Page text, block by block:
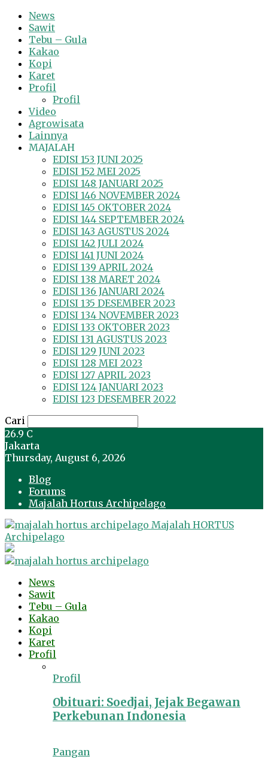
News
Sawit
Tebu – Gula
Kakao
Kopi
Karet
Profil
Profil
Video
Agrowisata
Lainnya
MAJALAH
EDISI 153 JUNI 2025
EDISI 152 MEI 2025
EDISI 148 JANUARI 2025
EDISI 146 NOVEMBER 2024
EDISI 145 OKTOBER 2024
EDISI 144 SEPTEMBER 2024
EDISI 143 AGUSTUS 2024
EDISI 142 JULI 2024
EDISI 141 JUNI 2024
EDISI 139 APRIL 2024
EDISI 138 MARET 2024
EDISI 136 JANUARI 2024
EDISI 135 DESEMBER 2023
EDISI 134 NOVEMBER 2023
EDISI 133 OKTOBER 2023
EDISI 131 AGUSTUS 2023
EDISI 129 JUNI 2023
EDISI 128 MEI 2023
EDISI 127 APRIL 2023
EDISI 124 JANUARI 2023
EDISI 123 DESEMBER 2022
Cari
26.9 C
Jakarta
Thursday, August 6, 2026
Blog
Forums
Majalah Hortus Archipelago
Majalah HORTUS
Archipelago
News
Sawit
Tebu – Gula
Kakao
Kopi
Karet
Profil
Profil
Obituari: Soedjai, Jejak Begawan
Perkebunan Indonesia
Pangan